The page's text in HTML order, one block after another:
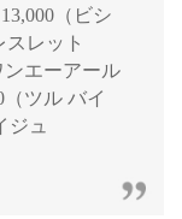
（ビシ
レット
ンエーアール
ツル バイ
ジュ